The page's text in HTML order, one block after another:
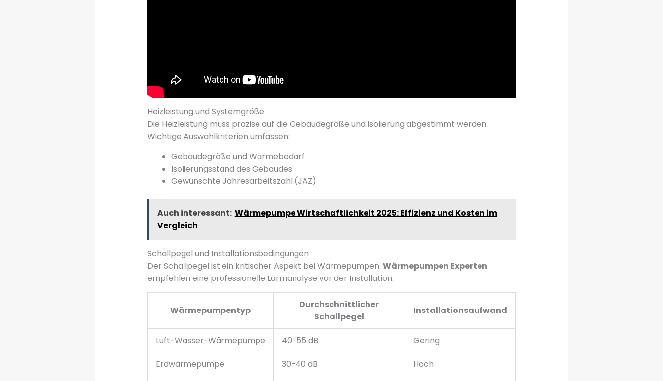
Heizleistung und Systemgröße
Die Heizleistung muss präzise auf die Gebäudegröße und Isolierung abgestimmt werden.
Wichtige Auswahlkriterien umfassen:
Gebäudegröße und Wärmebedarf
Isolierungsstand des Gebäudes
Gewünschte Jahresarbeitszahl (JAZ)
Auch interessant: Wärmepumpe Wirtschaftlichkeit 2025: Effizienz und Kosten im
Vergleich
Schallpegel und Installationsbedingungen
Der Schallpegel ist ein kritischer Aspekt bei Wärmepumpen. Wärmepumpen Experten
empfehlen eine professionelle Lärmanalyse vor der Installation.
Wärmepumpentyp
Durchschnittlicher
Schallpegel
Installationsaufwand
Luft-Wasser-Wärmepumpe 40-55 dB Gering
Erdwärmepumpe 30-40 dB Hoch